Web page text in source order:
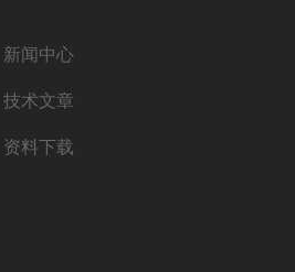
新闻中心
技术文章
资料下载